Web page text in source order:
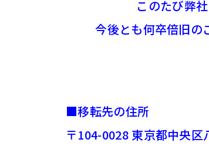
このたび弊
今後とも何卒倍旧の
■移転先の住所
〒104-0028 東京都中央区